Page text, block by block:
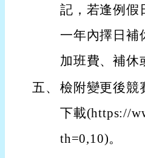
記，若逢例假
一年內擇日補
加班費、補休
五、 檢附變更後競
下載(https://
th=0,10)。